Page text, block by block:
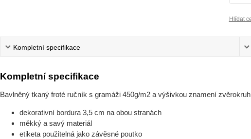
Hlídat
Kompletní specifikace
Kompletní specifikace
Bavlněný tkaný froté ručník s gramáži 450g/m2 a výšivkou znamení
dekorativní bordura 3,5 cm na obou stranách
měkký a savý materiál
etiketa použitelná jako závěsné poutko